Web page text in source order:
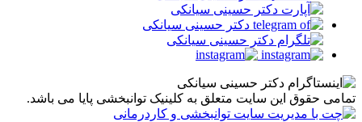
تمامی حقوق این سایت متعلق به کلینیک توانبخشی پایا می باشد.